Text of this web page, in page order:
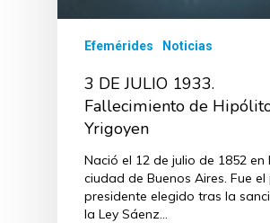
Efemérides Noticias
3 DE JULIO 1933.
Fallecimiento de
Yrigoyen
Nació el 12 de julio de 1852 en
ciudad de Buenos Aires. Fue
presidente elegido tras la
la Ley Sáenz…